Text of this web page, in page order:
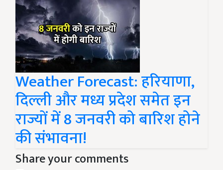
Weather Forecast: हरियाणा,
दिल्ली और मध्य प्रदेश समेत इन
राज्यों में 8 जनवरी को बारिश होने
की संभावना!
Share your comments